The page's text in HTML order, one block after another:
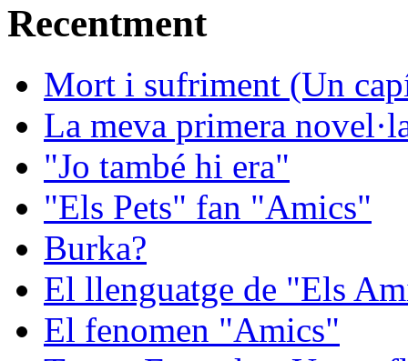
Recentment
Mort i sufriment (Un
La meva primera
"Jo també hi era"
"Els Pets" fan "Amics"
Burka?
El llenguatge de "Els
El fenomen "Amics"